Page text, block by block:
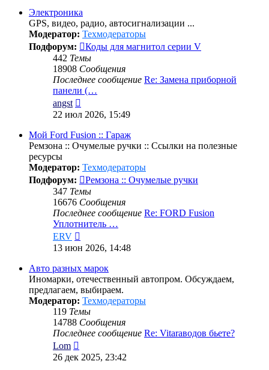
Электроника
GPS, видео, радио, автосигнализации ...
Модератор: Техмодераторы
Подфорум:
Коды для магнитол серии V
442 Темы
18908 Сообщения
Последнее сообщение Re: Замена приборной
панели (…
angst
к
сообщению
22 июл 2026, 15:49
Мой Ford Fusion :: Гараж
Ремзона :: Очумелые ручки :: Ссылки на полезные
ресурсы
Модератор: Техмодераторы
Подфорум:
Ремзона :: Очумелые ручки
347 Темы
16676 Сообщения
Последнее сообщение Re: FORD Fusion
Уплотнитель …
ERV
к
сообщению
13 июн 2026, 14:48
Авто разных марок
Иномарки, отечественный автопром. Обсуждаем,
предлагаем, выбираем.
Модератор: Техмодераторы
119 Темы
14788 Сообщения
Последнее сообщение Re: Vitaraводов бьете?
Lom
к
26 дек 2025, 23:42